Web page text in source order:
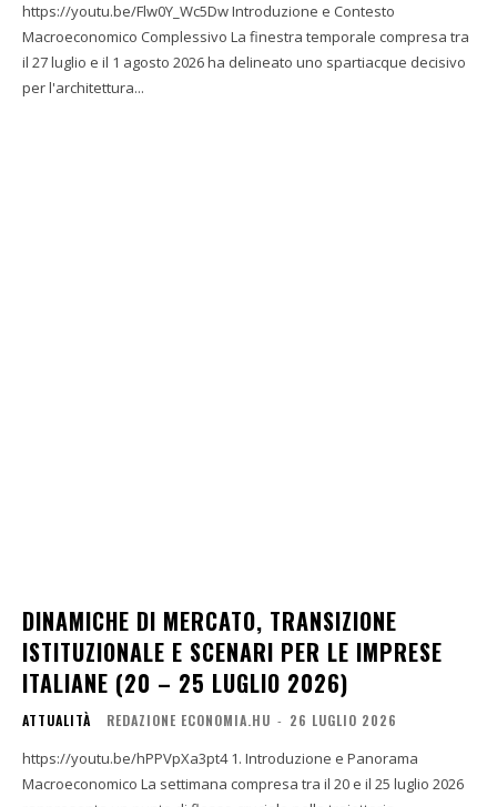
https://youtu.be/Flw0Y_Wc5Dw Introduzione e Contesto
Macroeconomico Complessivo La finestra temporale compresa tra
il 27 luglio e il 1 agosto 2026 ha delineato uno spartiacque decisivo
per l'architettura...
DINAMICHE DI MERCATO, TRANSIZIONE
ISTITUZIONALE E SCENARI PER LE IMPRESE
ITALIANE (20 – 25 LUGLIO 2026)
ATTUALITÀ REDAZIONE ECONOMIA.HU - 26 LUGLIO 2026
https://youtu.be/hPPVpXa3pt4 1. Introduzione e Panorama
Macroeconomico La settimana compresa tra il 20 e il 25 luglio 2026